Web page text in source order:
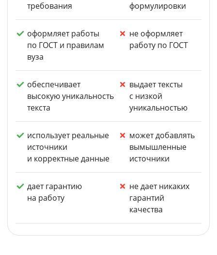
требования
формулировки
оформляет работы
по ГОСТ и правилам
вуза
не оформляет
работу по ГОСТ
обеспечивает
высокую уникальность
текста
выдает тексты
с низкой
уникальностью
использует реальные
источники
и корректные данные
может добавлять
вымышленные
источники
дает гарантию
на работу
не дает никаких
гарантий
качества